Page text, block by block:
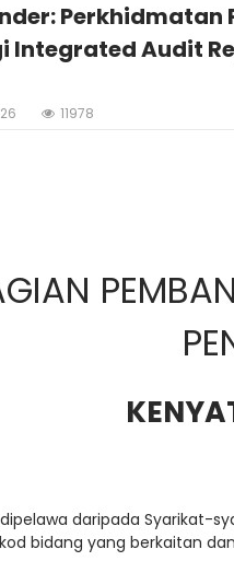
Perkhidmatan
Integrated Audit
11978
daripada Syarikat-
bidang yang berkaitan